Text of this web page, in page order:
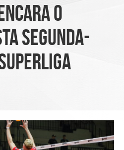
o
segunda-